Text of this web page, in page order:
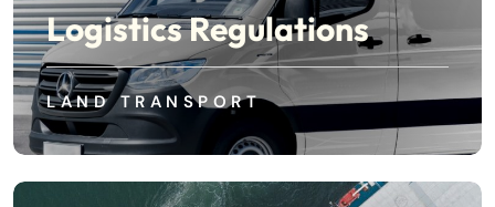
Logistics Regulations
LAND TRANSPORT